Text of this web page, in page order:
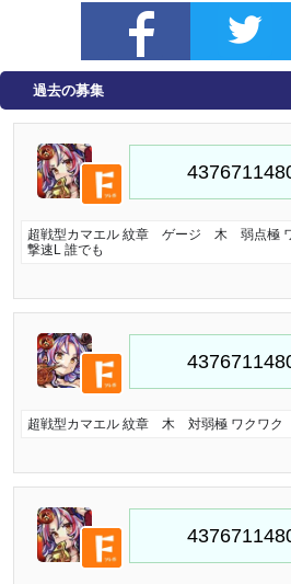
過去の募集
超戦型カマエル 紋章 ゲージ 木 弱点極
撃速L 誰でも
超戦型カマエル 紋章 木 対弱極 ワクワ